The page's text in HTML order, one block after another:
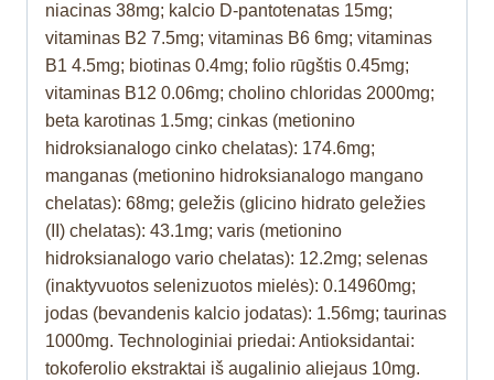
niacinas 38mg; kalcio D-pantotenatas 15mg;
vitaminas B2 7.5mg; vitaminas B6 6mg; vitaminas
B1 4.5mg; biotinas 0.4mg; folio rūgštis 0.45mg;
vitaminas B12 0.06mg; cholino chloridas 2000mg;
beta karotinas 1.5mg; cinkas (metionino
hidroksianalogo cinko chelatas): 174.6mg;
manganas (metionino hidroksianalogo mangano
chelatas): 68mg; geležis (glicino hidrato geležies
(II) chelatas): 43.1mg; varis (metionino
hidroksianalogo vario chelatas): 12.2mg; selenas
(inaktyvuotos selenizuotos mielės): 0.14960mg;
jodas (bevandenis kalcio jodatas): 1.56mg; taurinas
1000mg. Technologiniai priedai: Antioksidantai:
tokoferolio ekstraktai iš augalinio aliejaus 10mg.